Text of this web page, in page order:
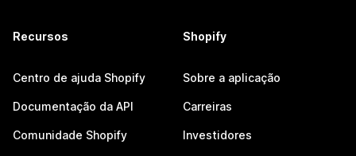
Recursos
Centro de ajuda Shopify
Documentação da API
Comunidade Shopify
Shopify
Sobre a aplicação
Carreiras
Investidores